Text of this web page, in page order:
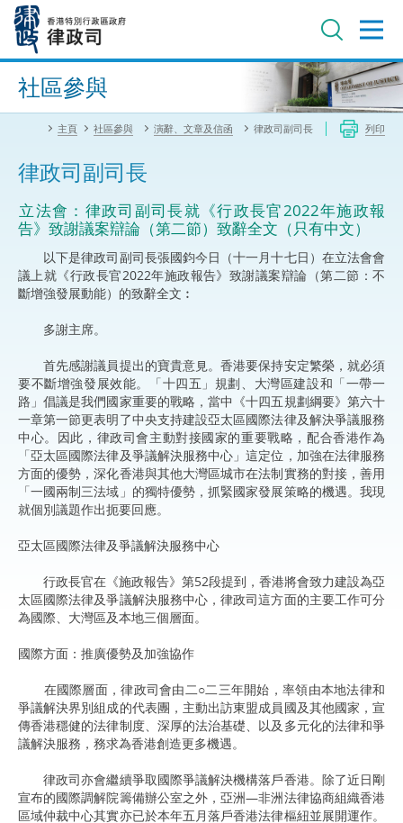
內
進階搜尋
社區參與
主頁 社區參與 演辭、文章及信函 律政司副司長 列印
律政司副司長
​立法會：律政司副司長就《行政長官2022年施政報
告》致謝議案辯論（第二節）致辭全文（只有中文）
以下是律政司副司長張國鈞今日（十一月十七日）在立法會會
議上就《行政長官2022年施政報告》致謝議案辯論（第二節：不
斷增強發展動能）的致辭全文︰
多謝主席。
首先感謝議員提出的寶貴意見。香港要保持安定繁榮，就必須
要不斷增強發展效能。「十四五」規劃、大灣區建設和「一帶一
路」倡議是我們國家重要的戰略，當中《十四五規劃綱要》第六十
一章第一節更表明了中央支持建設亞太區國際法律及解決爭議服務
中心。因此，律政司會主動對接國家的重要戰略，配合香港作為
「亞太區國際法律及爭議解決服務中心」這定位，加強在法律服務
方面的優勢，深化香港與其他大灣區城市在法制實務的對接，善用
「一國兩制三法域」的獨特優勢，抓緊國家發展策略的機遇。我現
就個別議題作出扼要回應。
亞太區國際法律及爭議解決服務中心
行政長官在《施政報告》第52段提到，香港將會致力建設為亞
太區國際法律及爭議解決服務中心，律政司這方面的主要工作可分
為國際、大灣區及本地三個層面。
國際方面：推廣優勢及加強協作
在國際層面，律政司會由二○二三年開始，率領由本地法律和
爭議解決界別組成的代表團，主動出訪東盟成員國及其他國家，宣
傳香港穩健的法律制度、深厚的法治基礎、以及多元化的法律和爭
議解決服務，務求為香港創造更多機遇。
律政司亦會繼續爭取國際爭議解決機構落戶香港。除了近日剛
宣布的國際調解院籌備辦公室之外，亞洲—非洲法律協商組織香港
區域仲裁中心其實亦已於本年五月落戶香港法律樞紐並展開運作。